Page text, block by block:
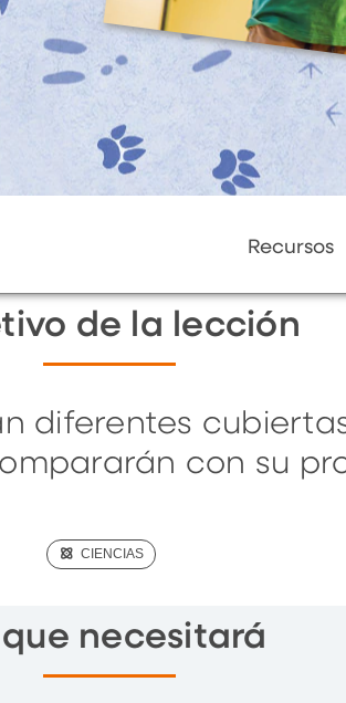
Recursos
de la lección
diferentes
con su
(SCIENCE)
CIENCIAS
que necesitará